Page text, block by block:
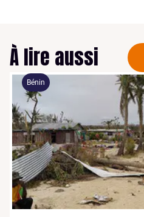
À lire aussi
Bénin